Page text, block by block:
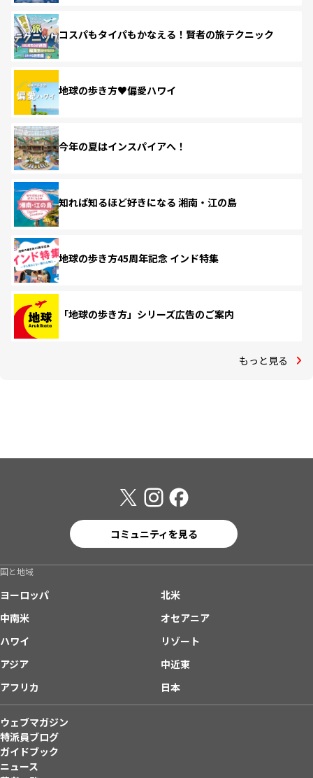
コスパもタイパもかなえる！賢者の旅テクニック
地球の歩き方♥偏愛ハワイ
今年の夏はインスパイアへ！
知れば知るほど好きになる 湘南・江の島
地球の歩き方45周年記念 インド特集
「地球の歩き方」シリーズ広告のご案内
もっと見る
コミュニティを見る
国と地域
ヨーロッパ
北米
中南米
オセアニア
ハワイ
リゾート
アジア
中近東
アフリカ
日本
ウェブマガジン
特派員ブログ
ガイドブック
ニュース